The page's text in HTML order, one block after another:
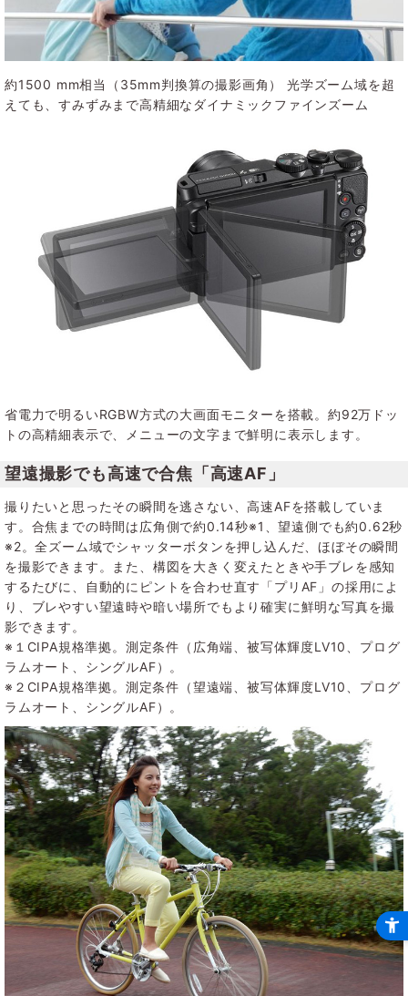
約1500 mm相当（35mm判換算の撮影画角） 光学ズーム域を超
えても、すみずみまで高精細なダイナミックファインズーム
省電力で明るいRGBW方式の大画面モニターを搭載。約92万ドッ
トの高精細表示で、メニューの文字まで鮮明に表示します。
望遠撮影でも高速で合焦「高速AF」
撮りたいと思ったその瞬間を逃さない、高速AFを搭載していま
す。合焦までの時間は広角側で約0.14秒※1、望遠側でも約0.62秒
※2。全ズーム域でシャッターボタンを押し込んだ、ほぼその瞬間
を撮影できます。また、構図を大きく変えたときや手ブレを感知
するたびに、自動的にピントを合わせ直す「プリAF」の採用によ
り、ブレやすい望遠時や暗い場所でもより確実に鮮明な写真を撮
影できます。
※１CIPA規格準拠。測定条件（広角端、被写体輝度LV10、プログ
ラムオート、シングルAF）。
※２CIPA規格準拠。測定条件（望遠端、被写体輝度LV10、プログ
ラムオート、シングルAF）。